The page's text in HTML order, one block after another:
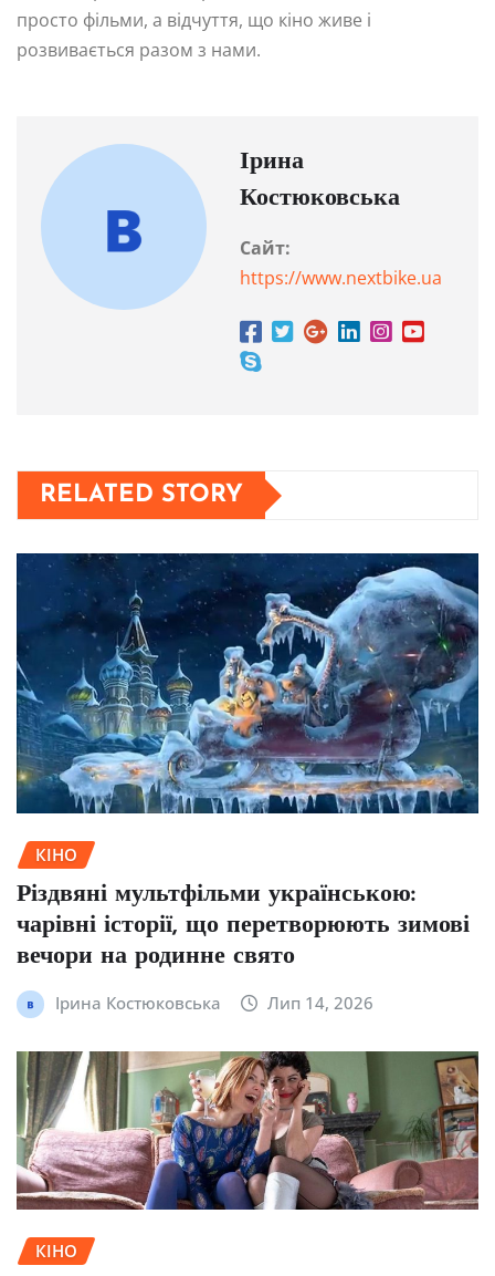
просто фільми, а відчуття, що кіно живе і
розвивається разом з нами.
Ірина
Костюковська
Сайт:
https://www.nextbike.ua
RELATED STORY
КІНО
Різдвяні мультфільми українською:
чарівні історії, що перетворюють зимові
вечори на родинне свято
Ірина Костюковська Лип 14, 2026
КІНО